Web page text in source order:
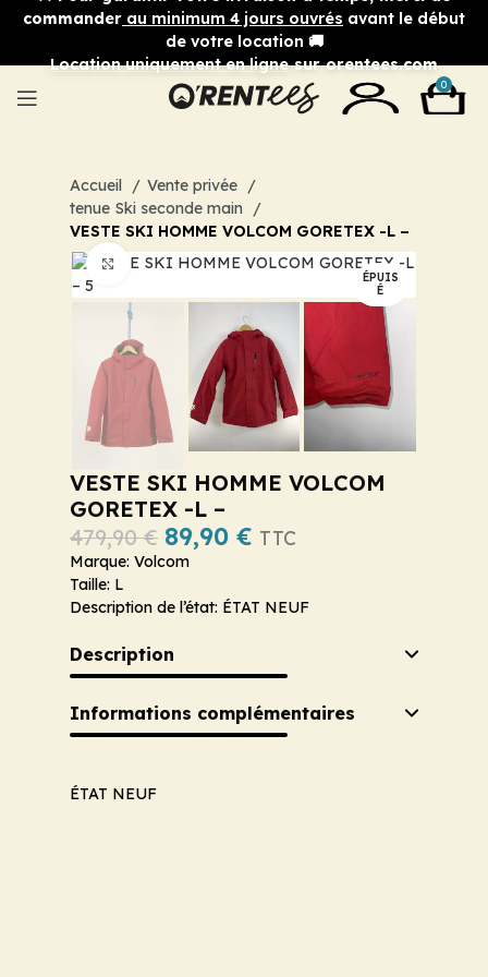
commander au minimum 4 jours ouvrés avant le début
de votre location 🚚
Location uniquement en lignesur orentees.com
0
Accueil
Vente privée
tenue Ski seconde main
VESTE SKI HOMME VOLCOM GORETEX -L –
ÉPUIS
É
Cliquez pour agrandir
VESTE SKI HOMME VOLCOM
GORETEX -L –
479,90€ 89,90 € TTC
Marque: Volcom
Taille: L
Description de l’état: ÉTAT NEUF
Description
Informations complémentaires
ÉTAT NEUF